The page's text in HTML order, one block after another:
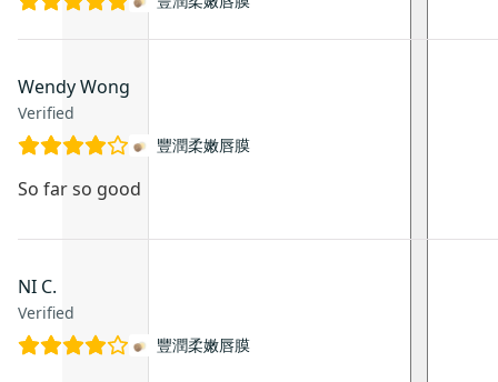
Wendy Wong
Verified
豐潤柔嫩唇膜
So far so good
NI C.
Verified
豐潤柔嫩唇膜